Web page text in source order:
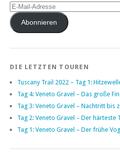
E-
Mail-
AdresseAbonnieren
DIE LETZTEN TOUREN
Tuscany Trail 2022 – Tag 1:
Tag 4: Veneto Gravel – Das große
Tag 3: Veneto Gravel – Nachtritt bis
Tag 2: Veneto Gravel – Der härteste
Tag 1: Veneto Gravel – Der frühe